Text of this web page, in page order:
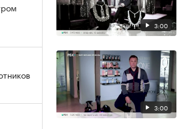
3:00
3:00